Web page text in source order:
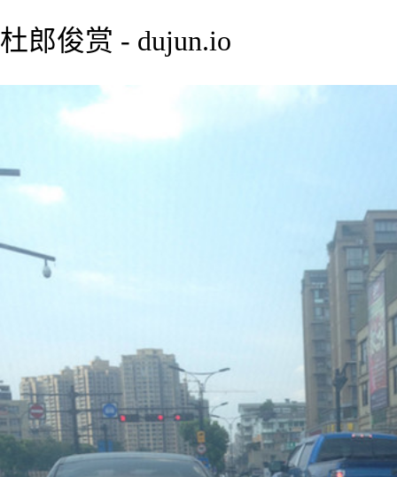
杜郎俊赏 - dujun.io